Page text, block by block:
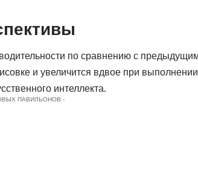
по сравнению с
и увеличится вдвое при выполнении
интеллекта.
ПАВИЛЬОНОВ -